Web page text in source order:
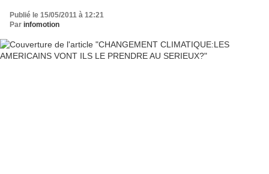
Publié le 15/05/2011 à 12:21
Par infomotion